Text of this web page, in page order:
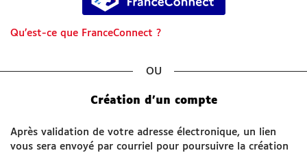
Besoin d'aide
SITES UTILES
www.grandchambery.fr
Qu’est-ce que FranceConnect ?
Création d’un compte
Après validation de votre adresse électronique, un lien
vous sera envoyé par courriel pour poursuivre la création